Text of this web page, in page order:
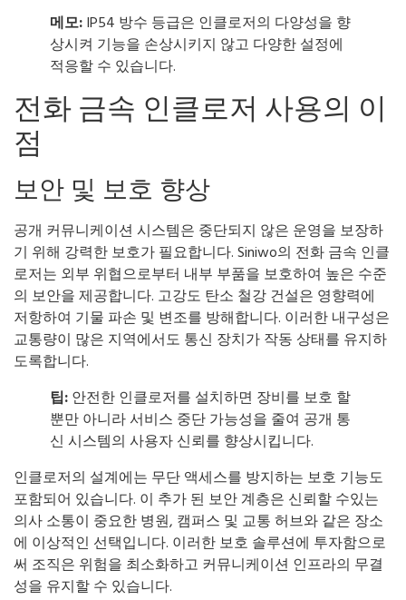
메모:IP54 방수 등급은 인클로저의 다양성을 향
상시켜 기능을 손상시키지 않고 다양한 설정에
적응할 수 있습니다.
전화 금속 인클로저 사용의 이
점
보안 및 보호 향상
공개 커뮤니케이션 시스템은 중단되지 않은 운영을 보장하
기 위해 강력한 보호가 필요합니다. Siniwo의 전화 금속 인클
로저는 외부 위협으로부터 내부 부품을 보호하여 높은 수준
의 보안을 제공합니다. 고강도 탄소 철강 건설은 영향력에
저항하여 기물 파손 및 변조를 방해합니다. 이러한 내구성은
교통량이 많은 지역에서도 통신 장치가 작동 상태를 유지하
도록합니다.
팁:안전한 인클로저를 설치하면 장비를 보호 할
뿐만 아니라 서비스 중단 가능성을 줄여 공개 통
신 시스템의 사용자 신뢰를 향상시킵니다.
인클로저의 설계에는 무단 액세스를 방지하는 보호 기능도
포함되어 있습니다. 이 추가 된 보안 계층은 신뢰할 수있는
의사 소통이 중요한 병원, 캠퍼스 및 교통 허브와 같은 장소
에 이상적인 선택입니다. 이러한 보호 솔루션에 투자함으로
써 조직은 위험을 최소화하고 커뮤니케이션 인프라의 무결
성을 유지할 수 있습니다.